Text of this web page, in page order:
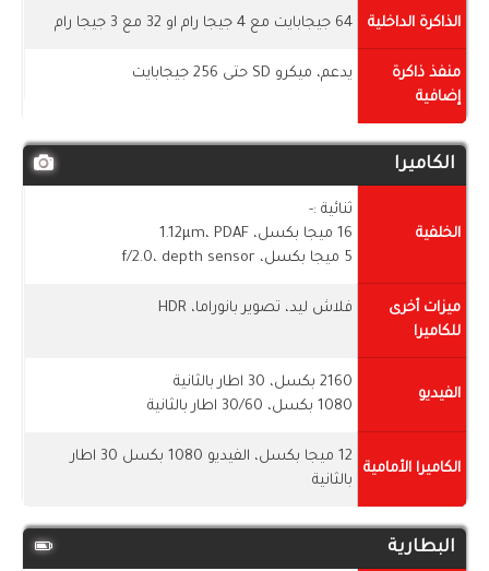
الذاكرة الداخلية 64 جيجابايت مع 4 جيجا رام او 32 مع 3 جيجا رام
منفذ ذاكرة
إضافية
يدعم، ميكرو SD حتى 256 جيجابايت
الكاميرا
الخلفية
ثنائية :-
16 ميجا بكسل، 1.12µm، PDAF
5 ميجا بكسل، f/2.0، depth sensor
ميزات أخرى
للكاميرا
فلاش ليد، تصوير بانوراما، HDR
الفيديو
2160 بكسل، 30 اطار بالثانية
1080 بكسل، 30/60 اطار بالثانية
الكاميرا الأمامية
12 ميجا بكسل، الفيديو 1080 بكسل 30 اطار
بالثانية
البطارية